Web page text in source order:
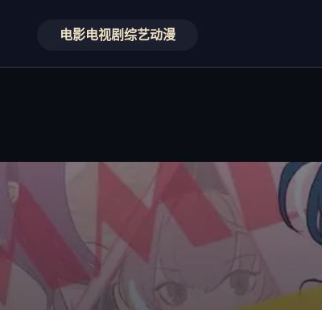
电影电视剧综艺动漫